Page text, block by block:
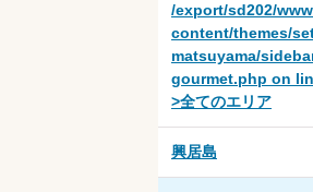
/export/sd202/
content/themes/
matsuyama/
gourmet.php on
>全てのエリア
興居島